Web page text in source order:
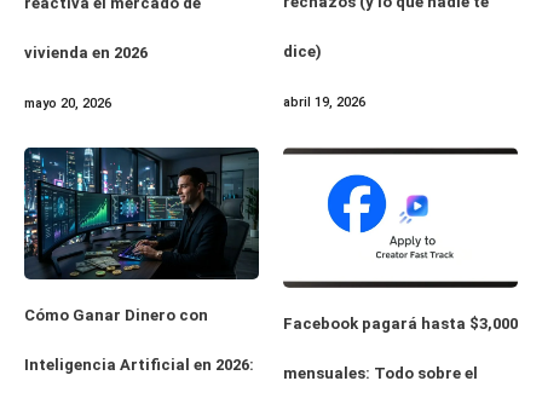
vivienda en 2026
mayo 20, 2026
dice)
abril 19, 2026
Cómo Ganar Dinero con
Inteligencia Artificial en 2026:
Facebook pagará hasta $3,000
mensuales: Todo sobre el